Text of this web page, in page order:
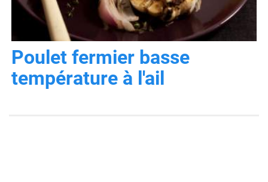
Poulet fermier basse
température à l'ail